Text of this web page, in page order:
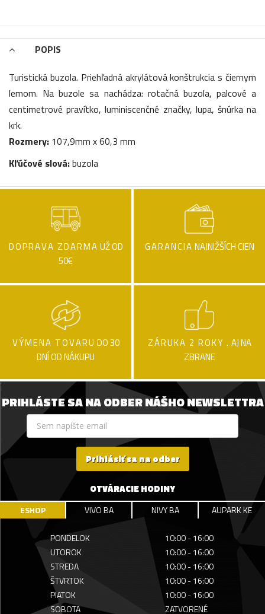
POPIS
Turistická buzola. Priehľadná akrylátová konštrukcia s čiernym
lemom. Na buzole sa nachádza: rotačná buzola, palcové a
centimetrové pravítko, luminiscenčné značky, lupa, šnúrka na
krk.
Rozmery: 107,9mm x 60,3 mm
Kľúčové slová:buzola
DOPRAVA ZDARMA UŽ OD
50€
GARANCIA NAJNIŽŠÍCH CIEN
VÝMENA TOVARU DO 30
DNÍ OD NÁKUPU
ZÁRUKA 2 ROKY . AJ NA
ZBRANE
PRIHLÁSTE SA NA ODBER NÁŠHO NEWSLETTRA
Prihlásiť sa na odber
OTVÁRACIE HODINY
ESHOP VIVO BA NIVY BA AUPARK KE
PONDELOK
10:00 - 16:00
UTOROK
10:00 - 16:00
STREDA
10:00 - 16:00
ŠTVRTOK
10:00 - 16:00
PIATOK
10:00 - 16:00
SOBOTA
ZATVORENÉ